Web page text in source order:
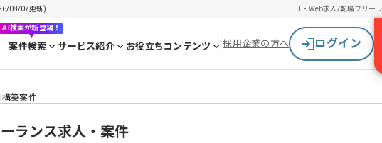
08/07更新) IT・Web求人/転職フリー
AI検索が新登場！
案件検索 サービス紹介 お役立ちコンテンツ 採用企業の方へ ログイン
構築案件
ランス求人・案件